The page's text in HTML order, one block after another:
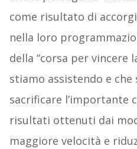
come risultato di
nella loro
della “corsa per vincere
stiamo assistendo e che
sacrificare l’importante
risultati ottenuti dai
maggiore velocità e